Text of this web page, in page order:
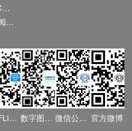
CCF DL Focus
订阅《计算》
CCFLink APP 数字图书馆 微信公众号 官方微博